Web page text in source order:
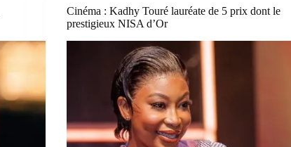
Cinéma : Kadhy Touré lauréate de 5 prix dont le
prestigieux NISA d’Or